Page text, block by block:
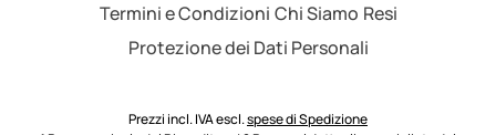
Termini e Condizioni Chi Siamo Resi
Protezione dei Dati Personali
Prezzi incl. IVA escl.spese di Spedizione